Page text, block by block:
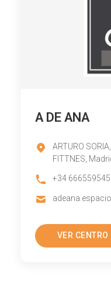
A DE ANA
ARTURO
FITTNES,
+34 666559545
VER CENTRO